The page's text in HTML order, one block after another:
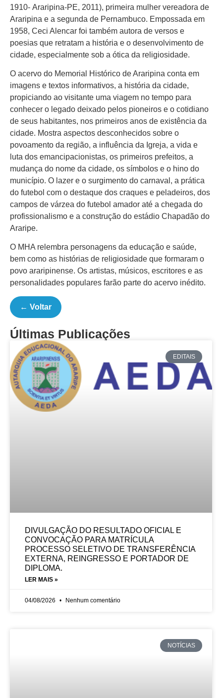
1910- Araripina-PE, 2011), primeira mulher vereadora de
Araripina e a segunda de Pernambuco. Empossada em
1958, Ceci Alencar foi também autora de versos e
poesias que retratam a história e o desenvolvimento de
cidade, especialmente sob a ótica da religiosidade.
O acervo do Memorial Histórico de Araripina conta em
imagens e textos informativos, a história da cidade,
propiciando ao visitante uma viagem no tempo para
conhecer o legado deixado pelos pioneiros e o cotidiano
de seus habitantes, nos primeiros anos de existência da
cidade. Mostra aspectos desconhecidos sobre o
povoamento da região, a influência da Igreja, a vida e
luta dos emancipacionistas, os primeiros prefeitos, a
mudança do nome da cidade, os símbolos e o hino do
município. O lazer e o surgimento do carnaval, a prática
do futebol com o destaque dos craques e peladeiros, dos
campos de várzea do futebol amador até a chegada do
profissionalismo e a construção do estádio Chapadão do
Araripe.
O MHA relembra personagens da educação e saúde,
bem como as histórias de religiosidade que formaram o
povo araripinense. Os artistas, músicos, escritores e as
personalidades populares farão parte do acervo inédito.
← Voltar
Últimas Publicações
EDITAIS
DIVULGAÇÃO DO RESULTADO OFICIAL E
CONVOCAÇÃO PARA MATRÍCULA
PROCESSO SELETIVO DE TRANSFERÊNCIA
EXTERNA, REINGRESSO E PORTADOR DE
DIPLOMA.
LER MAIS »
04/08/2026 Nenhum comentário
NOTÍCIAS